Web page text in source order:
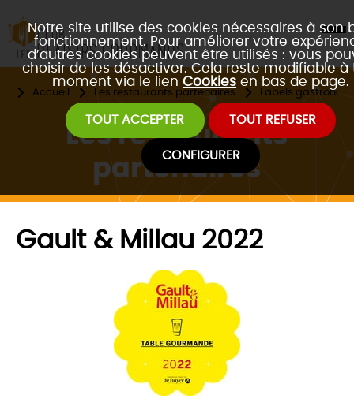
Notre site utilise des cookies nécessaires à son
fonctionnement. Pour améliorer votre
d’autres cookies peuvent être utilisés : vous
choisir de les désactiver. Cela reste modifiable à
moment via le lien Cookies en bas de page.
TOUT ACCEPTER TOUT REFUSER
CONFIGURER
Accueil Les restaurants partenaires Labels
Les restaurants
partenaires
Gault & Millau 2022